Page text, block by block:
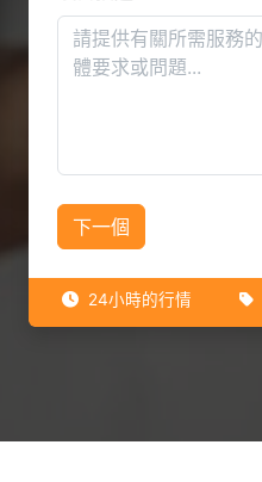
下一個
24小時的行情